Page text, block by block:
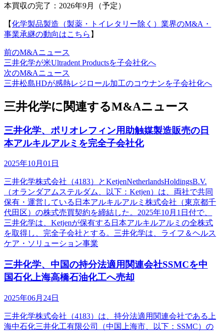
本買収の完了：2026年9月（予定）
【化学製品製造（製薬・トイレタリー除く）業界のM&A・
事業承継の動向はこちら 】
前のM&Aニュース
三井化学が米Ultradent Productsを子会社化へ
次のM&Aニュース
三井松島HDが感熱レジロール加工のコウナンを子会社化へ
三井化学に関連するM&Aニュース
三井化学、ポリオレフィン用助触媒製造販売の日
本アルキルアルミを完全子会社化
2025年10月01日
三井化学株式会社（4183）とKetjenNetherlandsHoldingsB.V.
（オランダアムステルダム、以下：Ketjen）は、両社で共同
保有・運営している日本アルキルアルミ株式会社（東京都千
代田区）の株式売買契約を締結した。2025年10月1日付で、
三井化学は、Ketjenが保有する日本アルキルアルミの全株式
を取得し、完全子会社とする。三井化学は、ライフ＆ヘルス
ケア・ソリューション事業
三井化学、中国の持分法適用関連会社SSMCを中
国石化上海高橋石油化工へ売却
2025年06月24日
三井化学株式会社（4183）は、持分法適用関連会社である上
海中石化三井化工有限公司（中国上海市、以下：SSMC）の